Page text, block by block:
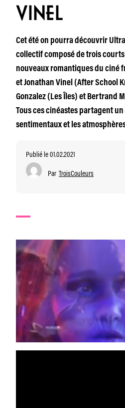
VINEL
Cet été on pourra découvrir
collectif composé de trois
nouveaux romantiques du ciné
et Jonathan Vinel (After School
Gonzalez (Les Îles) et Bertrand
Tous ces cinéastes partagent
sentimentaux et les
Publié le 01.02.2021
Par TroisCouleurs